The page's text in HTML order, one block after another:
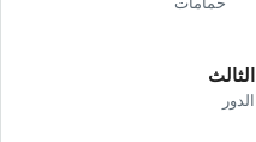
الثالث
الدور